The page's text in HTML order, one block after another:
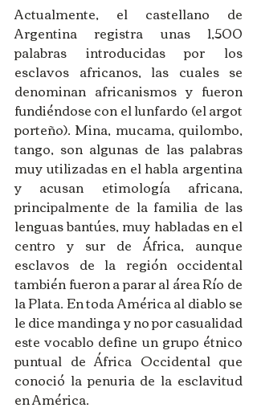
Actualmente, el castellano de
Argentina registra unas 1,500
palabras introducidas por los
esclavos africanos, las cuales se
denominan africanismos y fueron
fundiéndose con el lunfardo (el argot
porteño). Mina, mucama, quilombo,
tango, son algunas de las palabras
muy utilizadas en el habla argentina
y acusan etimología africana,
principalmente de la familia de las
lenguas bantúes, muy habladas en el
centro y sur de África, aunque
esclavos de la región occidental
también fueron a parar al área Río de
la Plata. En toda América al diablo se
le dice mandinga y no por casualidad
este vocablo define un grupo étnico
puntual de África Occidental que
conoció la penuria de la esclavitud
en América.